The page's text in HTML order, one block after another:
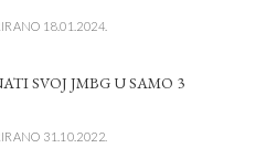
18.01.2024.
SVOJ JMBG U SAMO 3
31.10.2022.